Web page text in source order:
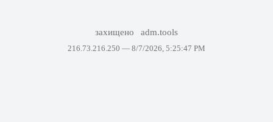
захищено adm.tools
216.73.216.250 — 8/7/2026, 5:25:47 PM